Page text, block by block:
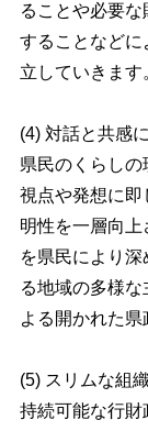
ることや必要
することなどに
立していきます
(4) 対話と共感
県民のくらしの
視点や発想に即
明性を一層向
を県民により
る地域の多様
よる開かれた県
(5) スリムな組
持続可能な行財